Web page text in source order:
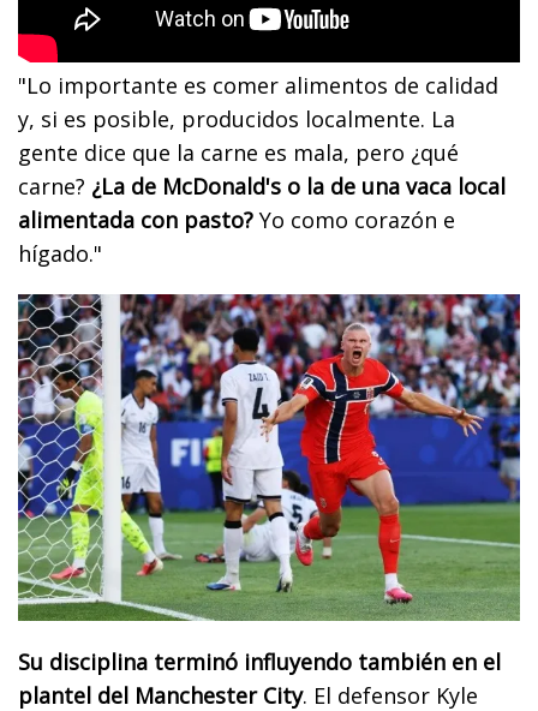
"Lo importante es comer alimentos de calidad
y, si es posible, producidos localmente. La
gente dice que la carne es mala, pero ¿qué
carne? ¿La de McDonald's o la de una vaca local
alimentada con pasto? Yo como corazón e
hígado."
Su disciplina terminó influyendo también en el
plantel del Manchester City. El defensor Kyle